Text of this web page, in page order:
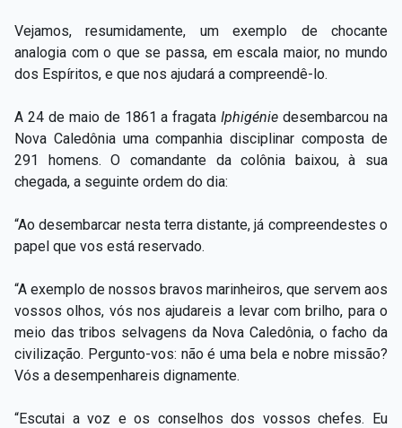
Vejamos, resumidamente, um exemplo de chocante
analogia com o que se passa, em escala maior, no mundo
dos Espíritos, e que nos ajudará a compreendê-lo.
A 24 de maio de 1861 a fragataIphigéniedesembarcou na
Nova Caledônia uma companhia disciplinar composta de
291 homens. O comandante da colônia baixou, à sua
chegada, a seguinte ordem do dia:
“Ao desembarcar nesta terra distante, já compreendestes o
papel que vos está reservado.
“A exemplo de nossos bravos marinheiros, que servem aos
vossos olhos, vós nos ajudareis a levar com brilho, para o
meio das tribos selvagens da Nova Caledônia, o facho da
civilização. Pergunto-vos: não é uma bela e nobre missão?
Vós a desempenhareis dignamente.
“Escutai a voz e os conselhos dos vossos chefes. Eu